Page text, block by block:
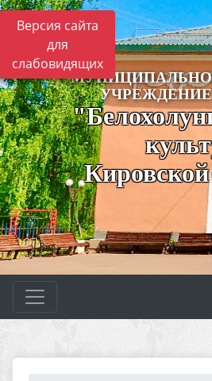
Версия сайта
для
слабовидящих